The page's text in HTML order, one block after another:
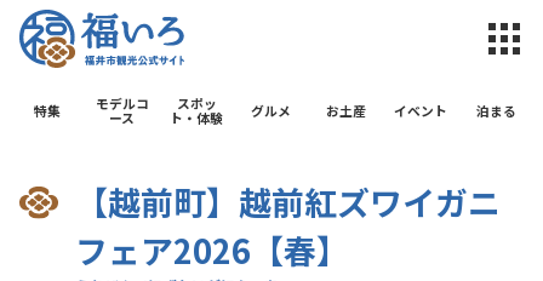
福井市観光
特集
モデルコ
ース
スポッ
ト・体験
グルメ お土産 イベント 泊まる
【越前町】越前紅ズワイガニ
フェア2026【春】